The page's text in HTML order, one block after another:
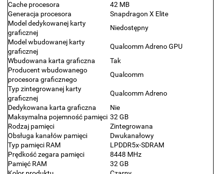
Cache procesora
42 MB
Generacja procesora
Snapdragon X Elite
Model dedykowanej karty
graficznej
Niedostępny
Model wbudowanej karty
graficznej
Qualcomm Adreno GPU
Wbudowana karta graficzna
Tak
Producent wbudowanego
procesora graficznego
Qualcomm
Typ zintegrowanej karty
graficznej
Qualcomm Adreno
Dedykowana karta graficzna
Nie
Maksymalna pojemność pamięci 32 GB
Rodzaj pamięci
Zintegrowana
Obsługa kanałów pamięci
Dwukanałowy
Typ pamięci RAM
LPDDR5x-SDRAM
Prędkość zegara pamięci
8448 MHz
Pamięć RAM
32 GB